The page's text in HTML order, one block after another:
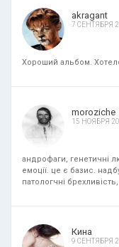
akragant
7 СЕНТЯБРЯ
Хороший альбом.
moroziche
15 НОЯБРЯ
андрофаги, генетичні
емоції. це є базис.
патологчні брехливість,
Кина
9 СЕНТЯБРЯ